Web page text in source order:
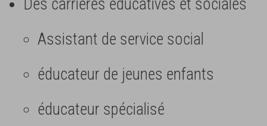
Des carrières éducatives et sociales
Assistant de service social
éducateur de jeunes enfants
éducateur spécialisé